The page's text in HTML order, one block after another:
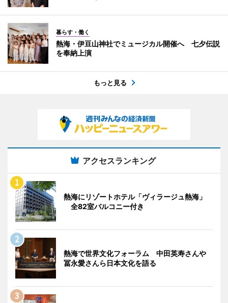
暮らす・働く
熱海・伊豆山神社でミュージカル開催へ 七夕伝説
を奉納上演
もっと見る
アクセスランキング
熱海にリゾートホテル「ヴィラージュ熱海」
全82室バルコニー付き
熱海で世界文化フォーラム 中田英寿さんや
冨永愛さんら日本文化を語る